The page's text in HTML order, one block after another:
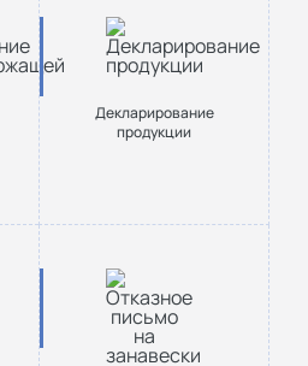
Декларирование
продукции